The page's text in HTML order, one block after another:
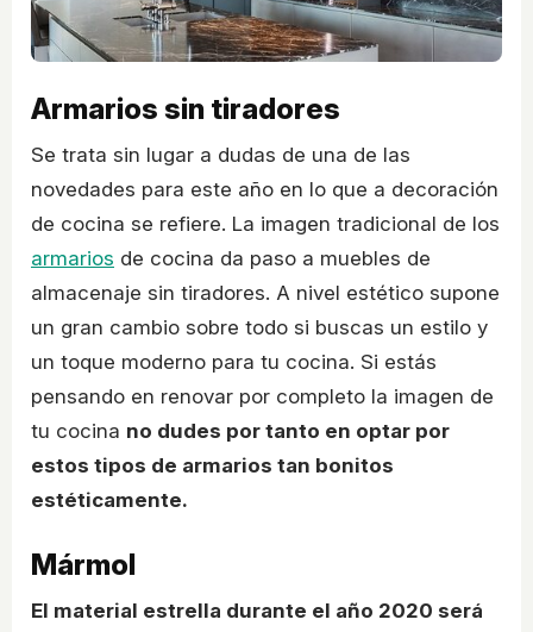
Armarios sin tiradores
Se trata sin lugar a dudas de una de las
novedades para este año en lo que a decoración
de cocina se refiere. La imagen tradicional de los
armarios de cocina da paso a muebles de
almacenaje sin tiradores. A nivel estético supone
un gran cambio sobre todo si buscas un estilo y
un toque moderno para tu cocina. Si estás
pensando en renovar por completo la imagen de
tu cocina no dudes por tanto en optar por
estos tipos de armarios tan bonitos
estéticamente.
Mármol
El material estrella durante el año 2020 será